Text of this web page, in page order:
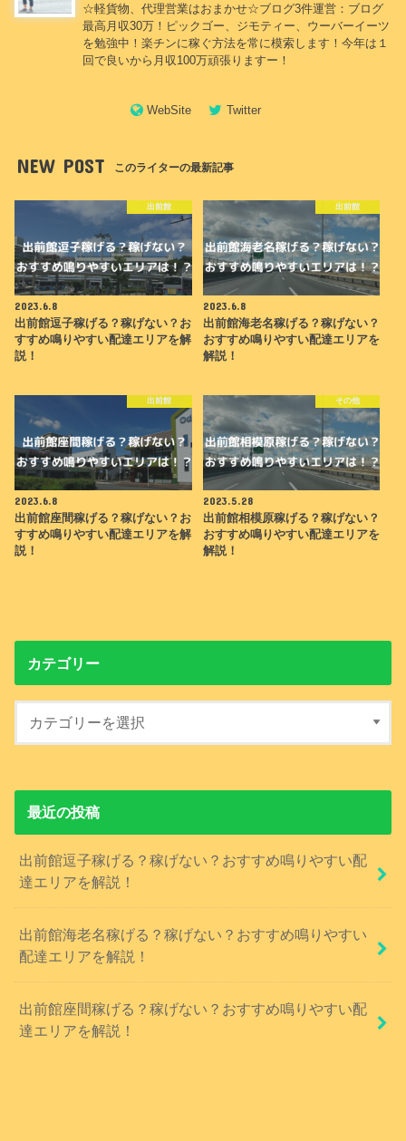
☆軽貨物、代理営業はおまかせ☆ブログ3件運営：ブログ
最高月収30万！ピックゴー、ジモティー、ウーバーイーツ
を勉強中！楽チンに稼ぐ方法を常に模索します！今年は１
回で良いから月収100万頑張りますー！
WebSite Twitter
NEW POST このライターの最新記事
出前館
2023.6.8
出前館逗子稼げる？稼げない？お
すすめ鳴りやすい配達エリアを解
説！
出前館
2023.6.8
出前館海老名稼げる？稼げない？
おすすめ鳴りやすい配達エリアを
解説！
出前館
2023.6.8
出前館座間稼げる？稼げない？お
すすめ鳴りやすい配達エリアを解
説！
その他
2023.5.28
出前館相模原稼げる？稼げない？
おすすめ鳴りやすい配達エリアを
解説！
カテゴリー
最近の投稿
出前館逗子稼げる？稼げない？おすすめ鳴りやすい配
達エリアを解説！
出前館海老名稼げる？稼げない？おすすめ鳴りやすい
配達エリアを解説！
出前館座間稼げる？稼げない？おすすめ鳴りやすい配
達エリアを解説！